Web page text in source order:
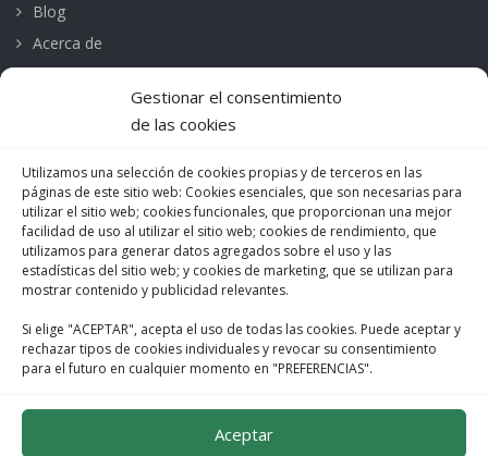
Gestionar el consentimiento
de las cookies
Utilizamos una selección de cookies propias y de terceros en las
páginas de este sitio web: Cookies esenciales, que son necesarias para
utilizar el sitio web; cookies funcionales, que proporcionan una mejor
facilidad de uso al utilizar el sitio web; cookies de rendimiento, que
utilizamos para generar datos agregados sobre el uso y las
estadísticas del sitio web; y cookies de marketing, que se utilizan para
mostrar contenido y publicidad relevantes.
Si elige "ACEPTAR", acepta el uso de todas las cookies. Puede aceptar y
rechazar tipos de cookies individuales y revocar su consentimiento
para el futuro en cualquier momento en "PREFERENCIAS".
Aceptar
Blog
Acerca de
Mare de Deu de Montserrat, 252
08041 Barcelona
M. 685 488 135 | 674 346 450
F. 932 198 019
info@vertifachadas.com
Política de Cookies